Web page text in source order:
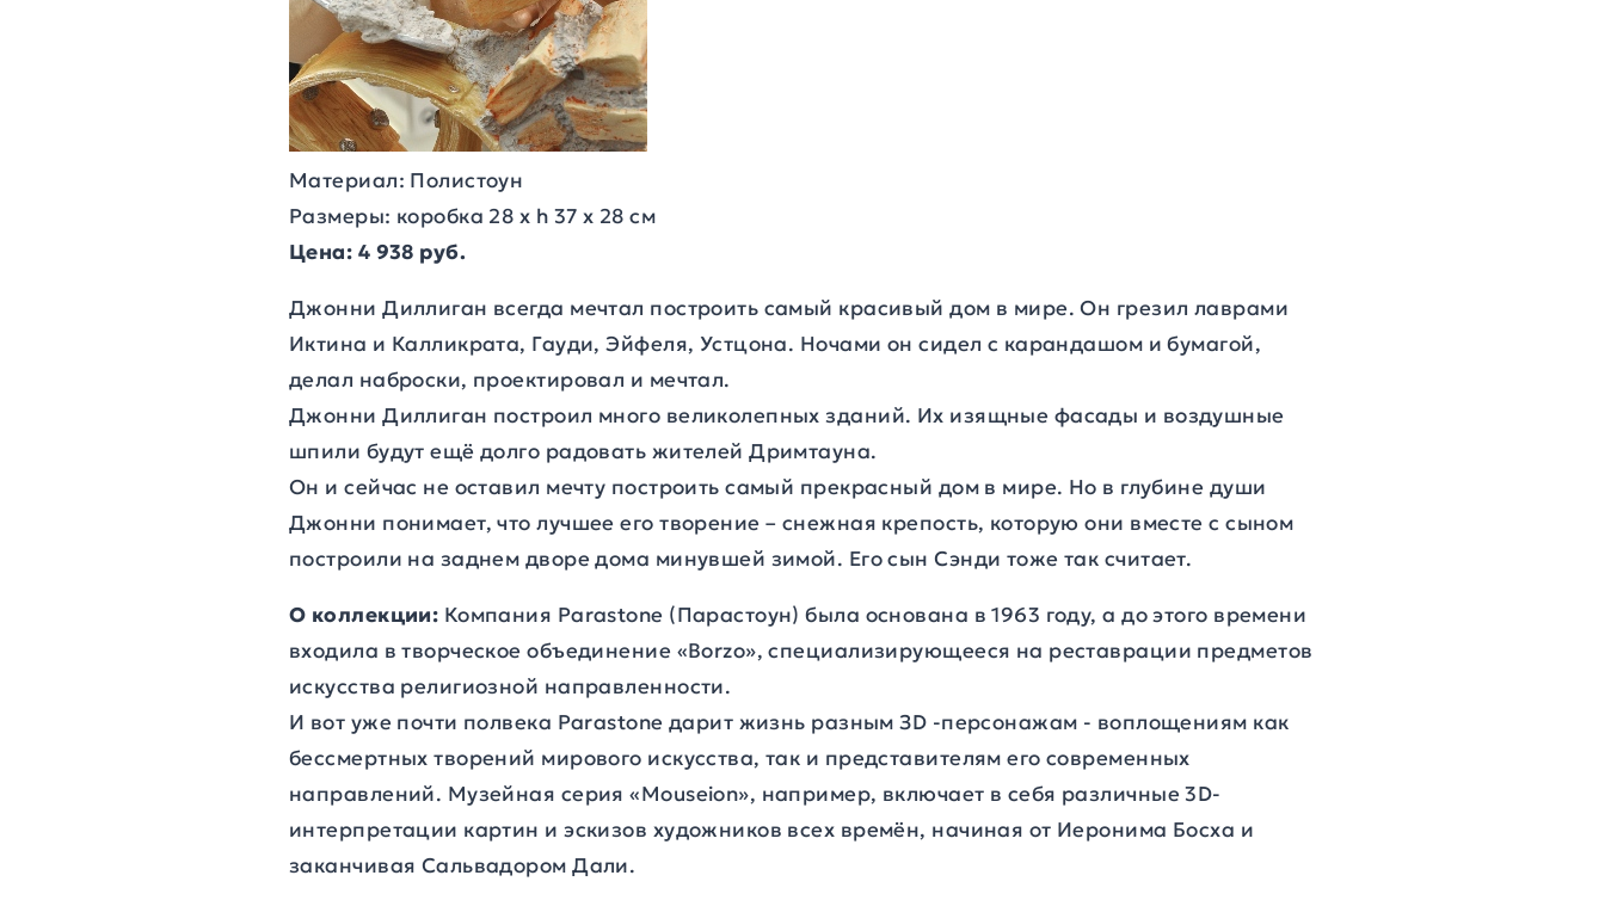
Материал: Полистоун
Размеры: коробка 28 х h 37 х 28 см
Цена: 4 938 руб.
Джонни Диллиган всегда мечтал построить самый красивый дом в мире. Он грезил лаврами
Иктина и Калликрата, Гауди, Эйфеля, Устцона. Ночами он сидел с карандашом и бумагой,
делал наброски, проектировал и мечтал.
Джонни Диллиган построил много великолепных зданий. Их изящные фасады и воздушные
шпили будут ещё долго радовать жителей Дримтауна.
Он и сейчас не оставил мечту построить самый прекрасный дом в мире. Но в глубине души
Джонни понимает, что лучшее его творение – снежная крепость, которую они вместе с сыном
построили на заднем дворе дома минувшей зимой. Его сын Сэнди тоже так считает.
О коллекции: Компания Parastone (Парастоун) была основана в 1963 году, а до этого времени
входила в творческое объединение «Borzo», специализирующееся на реставрации предметов
искусства религиозной направленности.
И вот уже почти полвека Parastone дарит жизнь разным ЗD -персонажам - воплощениям как
бессмертных творений мирового искусства, так и представителям его современных
направлений. Музейная серия «Mouseion», например, включает в себя различные 3D-
интерпретации картин и эскизов художников всех времён, начиная от Иеронима Босха и
заканчивая Сальвадором Дали.